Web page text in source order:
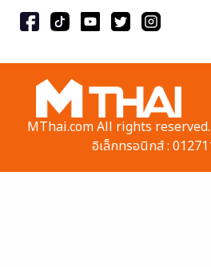
MThai.com All rights reserved.
อิเล็กทรอนิกส์ :